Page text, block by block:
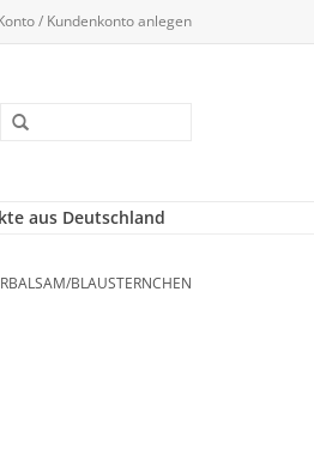
/ Kundenkonto anlegen
aus Deutschland
BLAUSTERNCHEN